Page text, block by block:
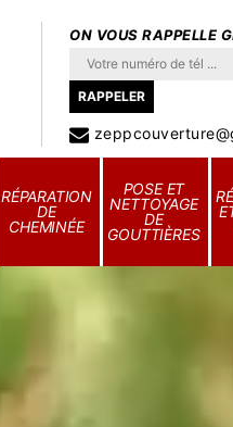
ON VOUS RAPPELLE
RÉPARATION
DE
CHEMINÉE
POSE ET
NETTOYAGE
DE
GOUTTIÈRES